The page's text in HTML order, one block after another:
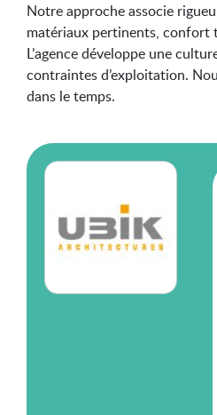
Notre approche associe
matériaux pertinents, confort
L’agence développe une
contraintes d’exploitation.
dans le temps.